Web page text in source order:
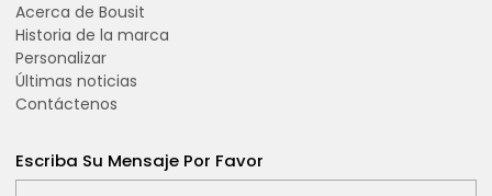
Acerca de Bousit
Historia de la marca
Personalizar
Últimas noticias
Contáctenos
Escriba Su Mensaje Por Favor